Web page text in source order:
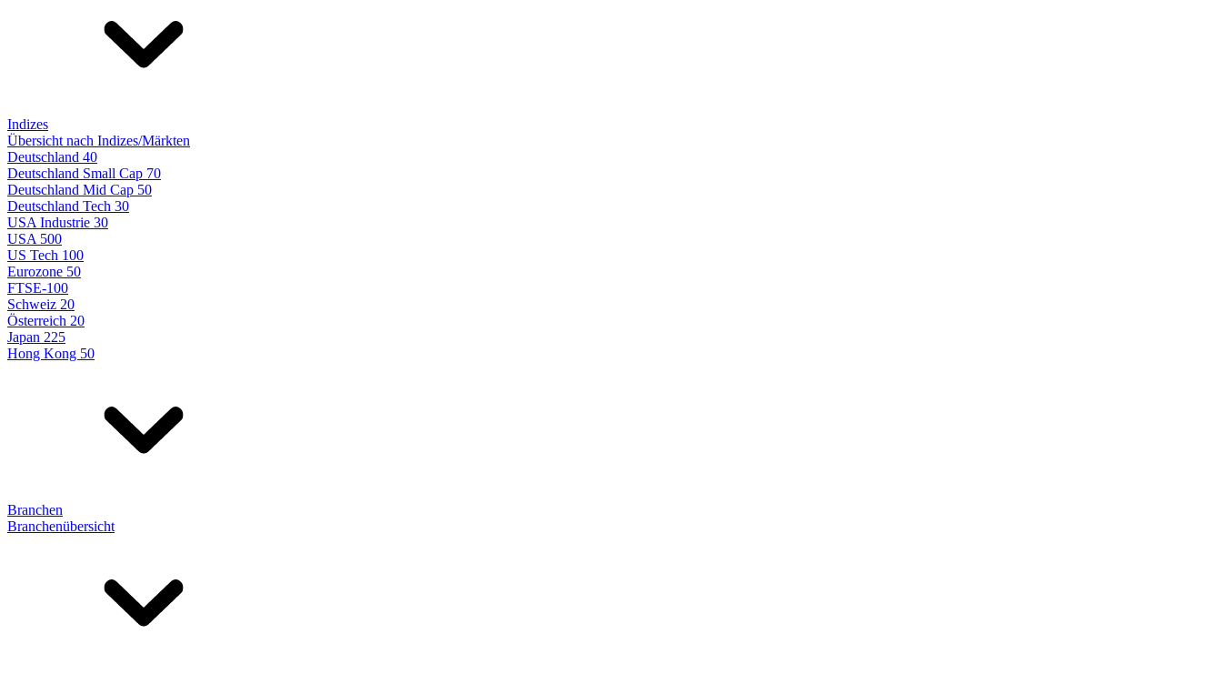
Indizes
Übersicht nach Indizes/Märkten
Deutschland 40
Deutschland Small Cap 70
Deutschland Mid Cap 50
Deutschland Tech 30
USA Industrie 30
USA 500
US Tech 100
Eurozone 50
FTSE-100
Schweiz 20
Österreich 20
Japan 225
Hong Kong 50
Branchen
Branchenübersicht